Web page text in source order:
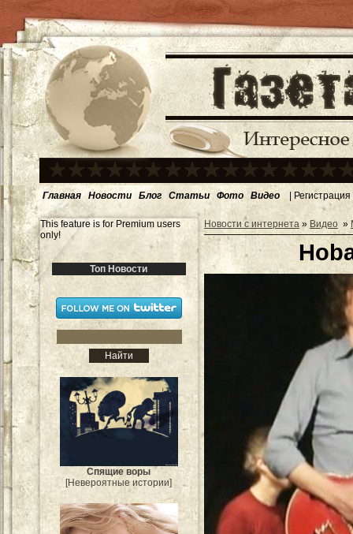
Главная Новости Блог Статьи Фото Видео | Регистрация
This feature is for Premium users
only!
Топ Новости
Спящие воры
[Невероятные истории]
Новости с интернета » Видео »